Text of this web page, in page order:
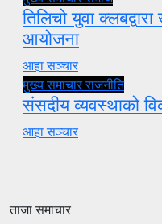
तिलिचो युवा
आयोजना
आहा सञ्चार
मुख्य समाचारराजनीति
संसदीय व्यवस्थाको
आहा सञ्चार
ताजा समाचार